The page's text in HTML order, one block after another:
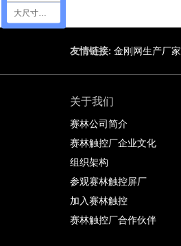
友情链接: 金刚网生产厂家
关于我们
赛林公司简介
赛林触控厂企业文化
组织架构
参观赛林触控屏厂
加入赛林触控
赛林触控厂合作伙伴